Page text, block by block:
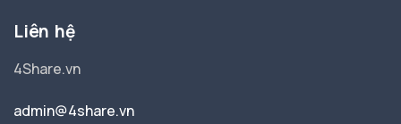
Liên hệ
4Share.vn
admin@4share.vn